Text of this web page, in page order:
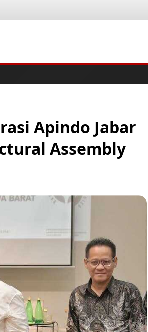
Apindo Jabar
Assembly